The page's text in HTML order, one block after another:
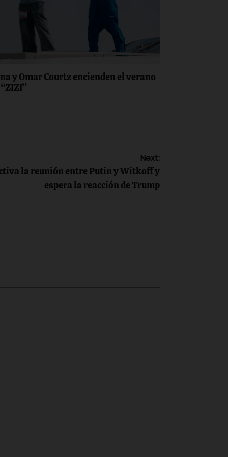
y Omar Courtz encienden el verano
Next:
la reunión entre Putin y Witkoff y
espera la reacción de Trump